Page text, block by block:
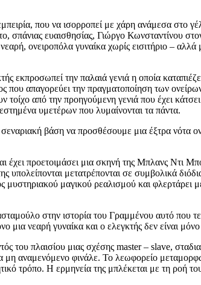
που να ισορροπεί με χάρη ανάμεσα στο
σπάνιας ευαισθησίας, Γιώργο Κωνσταντίνου
ονειροπόλα γυναίκα χωρίς εισιτήριο – αλλά
την παλαιά γενιά η οποία
που απαγορεύει την πραγματοποίηση των
τοίχο από την προηγούμενη γενιά που έχει
υμετέρων που λυμαίνονται τα πάντα.
βάση να προσθέσουμε μια έξτρα νότα
έχει προετοιμάσει μια σκηνή της Μπλανς Ντι
μετατρέπονται σε συμβολικά
μαγικού ρεαλισμού και φλερτάρει
στην ιστορία του Γραμμένου αυτό που
μια νεαρή γυναίκα και ο ελεγκτής δεν είναι
του πλαισίου μιας σχέσης master – slave,
αναμενόμενο φινάλε. Το λεωφορείο
τρόπο. Η ερμηνεία της μπλέκεται με τη ροή